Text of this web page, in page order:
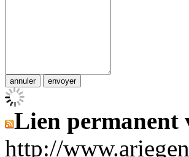
Lien permanent
http://